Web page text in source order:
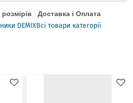
Доставка і Оплата
DEMIXВсі товари категорії